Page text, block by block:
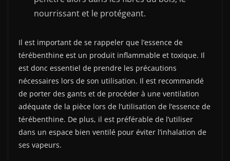
nourrissant et le protégeant.
Il est important de se rappeler que l’essence de
térébenthine est un produit inflammable et toxique. Il
est donc essentiel de prendre les précautions
nécessaires lors de son utilisation. Il est recommandé
de porter des gants et de procéder à une ventilation
adéquate de la pièce lors de l’utilisation de l’essence de
térébenthine. De plus, il est préférable de l’utiliser
dans un espace bien ventilé pour éviter l’inhalation de
ses vapeurs.